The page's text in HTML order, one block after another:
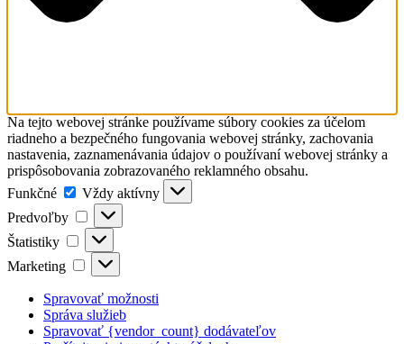
Na tejto webovej stránke používame súbory cookies za účelom
riadneho a bezpečného fungovania webovej stránky, zachovania
nastavenia, zaznamenávania údajov o používaní webovej stránky a
prispôsobovania zobrazovaného reklamného obsahu.
Funkčné
Funkčné
Vždy aktívny
Predvoľby
Predvoľby
Štatistiky Štatistiky
Marketing Marketing
Spravovať možnosti
Správa služieb
Spravovať {vendor_count} dodávateľov